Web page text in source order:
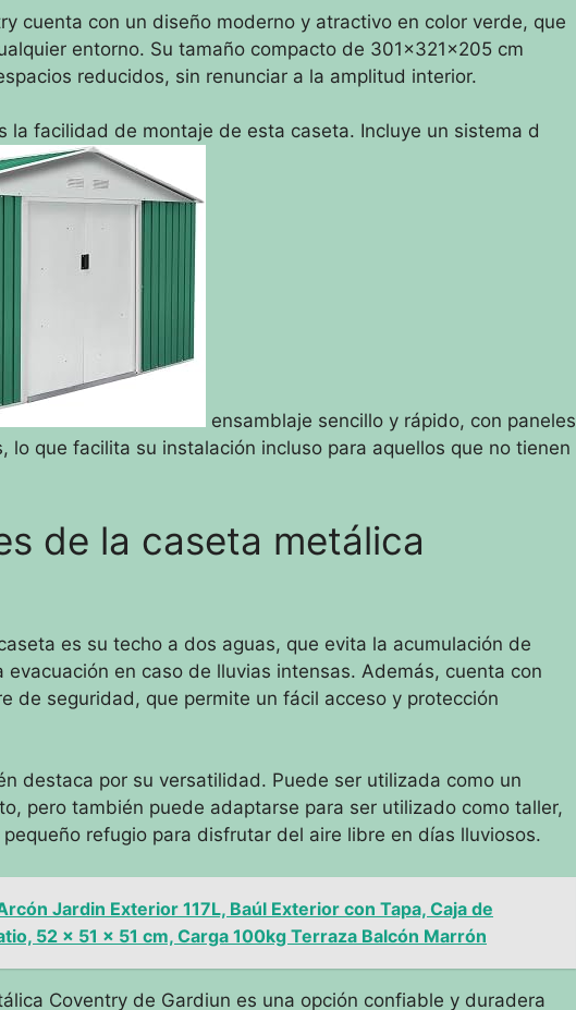
cuenta con un diseño moderno y atractivo en color verde, que
entorno. Su tamaño compacto de 301x321x205 cm
reducidos, sin renunciar a la amplitud interior.
la facilidad de montaje de esta caseta. Incluye un sistema d
ensamblaje sencillo y rápido, con paneles
lo que facilita su instalación incluso para aquellos que no tienen
de la caseta metálica
es su techo a dos aguas, que evita la acumulación de
evacuación en caso de lluvias intensas. Además, cuenta con
de seguridad, que permite un fácil acceso y protección
destaca por su versatilidad. Puede ser utilizada como un
pero también puede adaptarse para ser utilizado como taller,
refugio para disfrutar del aire libre en días lluviosos.
Jardin Exterior 117L, Baúl Exterior con Tapa, Caja de
52 x 51 x 51 cm, Carga 100kg Terraza Balcón Marrón
Coventry de Gardiun es una opción confiable y duradera